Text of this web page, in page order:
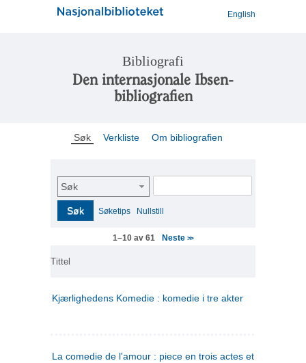
English
Bibliografi
Den internasjonale Ibsen-
bibliografien
Søk Verkliste Om bibliografien
Søk
Søk Søketips Nullstill
1–10 av 61 Neste>>
Tittel
Kjærlighedens Komedie : komedie i tre akter
La comedie de l'amour : piece en trois actes et en vers